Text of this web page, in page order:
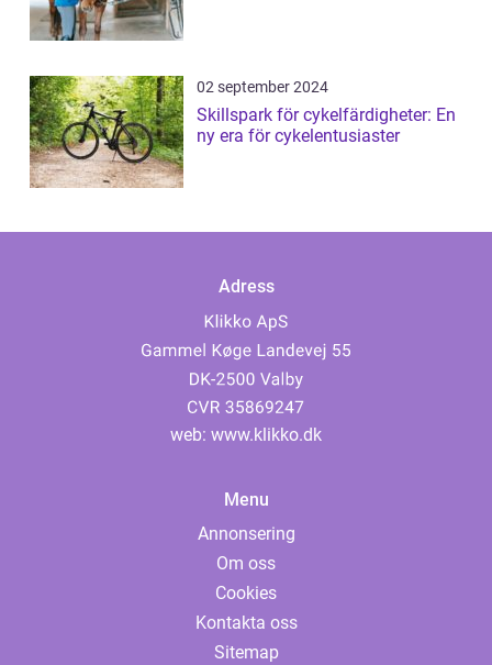
02 september 2024
Skillspark för cykelfärdigheter: En
ny era för cykelentusiaster
Adress
web: www.klikko.dk
Menu
Annonsering
Om oss
Cookies
Kontakta oss
Sitemap